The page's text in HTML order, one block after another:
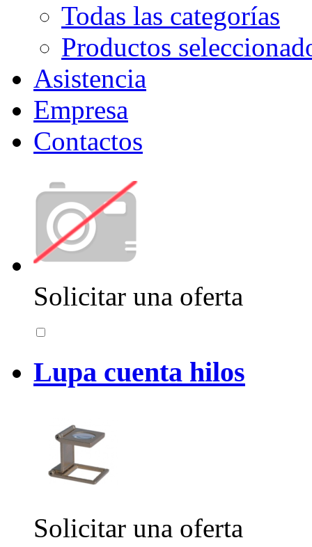
Todas las categorías
Productos
Asistencia
Empresa
Contactos
Solicitar una oferta
Lupa cuenta hilos
Solicitar una oferta